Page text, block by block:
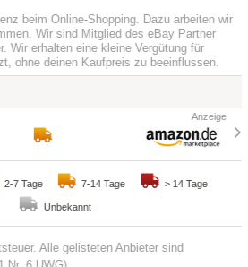
beim Online-Shopping. Dazu arbeiten wir
Wir sind Mitglied des eBay Partner
Wir erhalten eine kleine Vergütung für
ohne deinen Kaufpreis zu beeinflussen.
2-7 Tage 7-14 Tage > 14 Tage
Unbekannt